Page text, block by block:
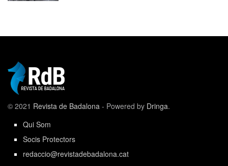
© 2021 Revista de Badalona - Powered by Dringa.
Qui Som
Socis Protectors
redaccio@revistadebadalona.cat